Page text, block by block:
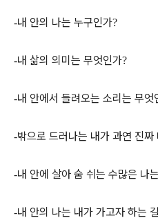
-내 안의 나는 누구인가?
-내 삶의 의미는 무엇인가?
-내 안에서 들려오는 소리는 무엇
-밖으로 드러나는 내가 과연 진짜
-내 안에 살아 숨 쉬는 수많은 나
-내 안의 나는 내가 가고자 하는